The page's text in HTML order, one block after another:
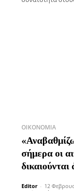
ΟΙΚΟΝΟΜΊΑ
σήμερα οι
Editor - 12